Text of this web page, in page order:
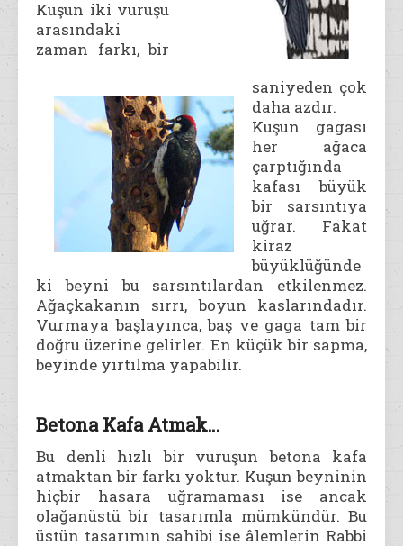
Kuşun iki vuruşu
arasındaki
zaman farkı, bir
saniyeden çok
daha azdır.
Kuşun gagası
her ağaca
çarptığında
kafası büyük
bir sarsıntıya
uğrar. Fakat
kiraz
büyüklüğünde
ki beyni bu sarsıntılardan etkilenmez.
Ağaçkakanın sırrı, boyun kaslarındadır.
Vurmaya başlayınca, baş ve gaga tam bir
doğru üzerine gelirler. En küçük bir sapma,
beyinde yırtılma yapabilir.
Betona Kafa Atmak…
Bu denli hızlı bir vuruşun betona kafa
atmaktan bir farkı yoktur. Kuşun beyninin
hiçbir hasara uğramaması ise ancak
olağanüstü bir tasarımla mümkündür. Bu
üstün tasarımın sahibi ise âlemlerin Rabbi